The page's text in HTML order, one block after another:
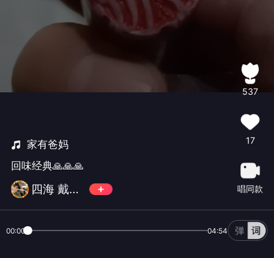
家有爸妈
回味经典🙏🙏🙏
四海 戴新平
537
17
唱同款
00:00 04:54